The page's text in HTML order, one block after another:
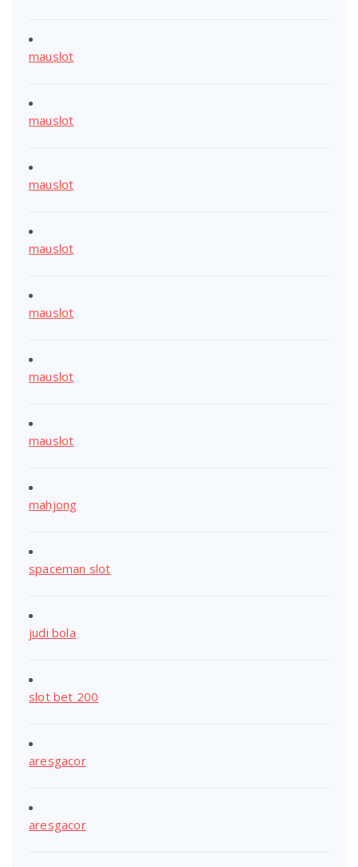
mauslot
mauslot
mauslot
mauslot
mauslot
mauslot
mauslot
mahjong
spaceman slot
judi bola
slot bet 200
aresgacor
aresgacor